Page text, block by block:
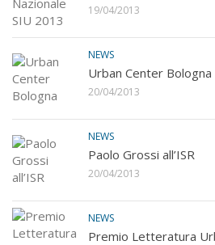
19/04/2013
NEWS
Urban Center Bologna
20/04/2013
NEWS
Paolo Grossi all’ISR
20/04/2013
NEWS
Premio Letteratura